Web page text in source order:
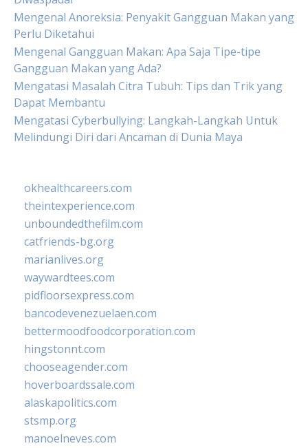
Mengenal Anoreksia: Penyakit Gangguan Makan yang
Perlu Diketahui
Mengenal Gangguan Makan: Apa Saja Tipe-tipe
Gangguan Makan yang Ada?
Mengatasi Masalah Citra Tubuh: Tips dan Trik yang
Dapat Membantu
Mengatasi Cyberbullying: Langkah-Langkah Untuk
Melindungi Diri dari Ancaman di Dunia Maya
okhealthcareers.com
theintexperience.com
unboundedthefilm.com
catfriends-bg.org
marianlives.org
waywardtees.com
pidfloorsexpress.com
bancodevenezuelaen.com
bettermoodfoodcorporation.com
hingstonnt.com
chooseagender.com
hoverboardssale.com
alaskapolitics.com
stsmp.org
manoelneves.com